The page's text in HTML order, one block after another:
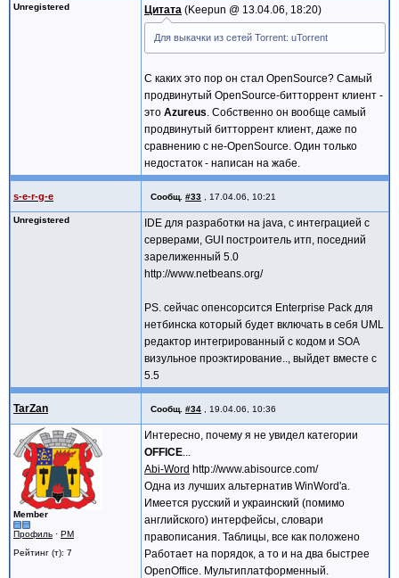
Unregistered Цитата Keepun @ 13.04.06, 18:20
Для выкачки из сетей Torrent: uTorrent
С каких это пор он стал OpenSource? Самый
продвинутый OpenSource-битторрент клиент -
это Azureus . Собственно он вообще самый
продвинутый битторрент клиент, даже по
сравнению с не-OpenSource. Один только
недостаток - написан на жабе.
s-e-r-g-e Сообщ. #33 17.04.06, 10:21
Unregistered
IDE для разработки на java, с интеграцией с
серверами, GUI построитель итп, поседний
зарелиженный 5.0
http://www.netbeans.org/
PS. сейчас опенсорсится Enterprise Pack для
нетбинска который будет включать в себя UML
редактор интегрированный с кодом и SOA
визульное проэктирование.., выйдет вместе c
5.5
TarZan Сообщ. #34 19.04.06, 10:36
Member
Профиль · PM
Рейтинг (т): 7
Интересно, почему я не увидел категории
OFFICE
Abi-Word http://www.abisource.com/
Одна из лучших альтернатив WinWord'a.
Имеется русский и украинский (помимо
английского) интерфейсы, словари
правописания. Таблицы, все как положено
Работает на порядок, а то и на два быстрее
OpenOffice. Мультиплатформенный.